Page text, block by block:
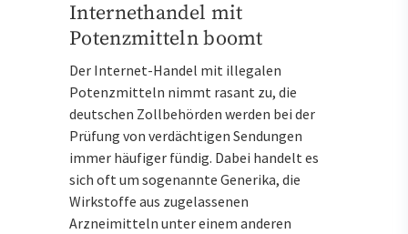
Internethandel mit
Potenzmitteln boomt
Der Internet-Handel mit illegalen
Potenzmitteln nimmt rasant zu, die
deutschen Zollbehörden werden bei der
Prüfung von verdächtigen Sendungen
immer häufiger fündig. Dabei handelt es
sich oft um sogenannte Generika, die
Wirkstoffe aus zugelassenen
Arzneimitteln unter einem anderen